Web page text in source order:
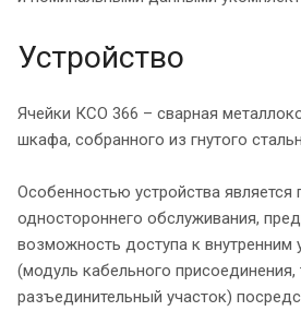
Устройство
Ячейки КСО 366 – сварная
шкафа, собранного из гнутого
Особенностью устройства является
одностороннего обслуживания,
возможность доступа к внутренним
(модуль кабельного
разъединительный участок)